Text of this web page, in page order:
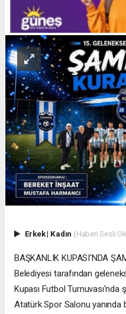
Erkek| Kadın (Haberi Sesli
BAŞKANLIK KUPASI'NDA
Belediyesi tarafından
Kupası Futbol
Atatürk Spor Salonu yanında